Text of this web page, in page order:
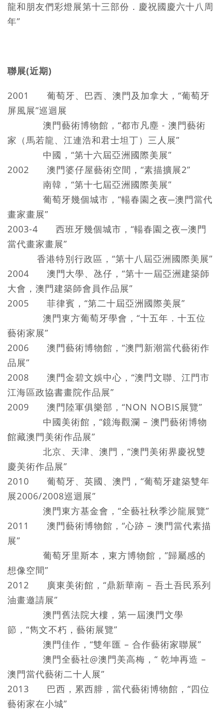
龍和朋友們彩燈展第十三部份．慶祝國慶六十八周
年”
聯展(近期)
2001 葡萄牙、巴西、澳門及加拿大，“葡萄牙
屏風展”巡迴展
澳門藝術博物館，“都市凡塵 - 澳門藝術
家（馬若龍、江連浩和君士坦丁）三人展”
中國，“第十六屆亞洲國際美展”
2002 澳門婆仔屋藝術空間，“素描擴展2”
南韓，“第十七屆亞洲國際美展”
葡萄牙幾個城市，“輰春園之夜─澳門當代
畫家畫展”
2003-4 西班牙幾個城市，“輰春園之夜─澳門
當代畫家畫展”
香港特別行政區，“第十八屆亞洲國際美展”
2004 澳門大學、氹仔，“第十一屆亞洲建築師
大會，澳門建築師會員作品展”
2005 菲律賓，“第二十屆亞洲國際美展”
澳門東方葡萄牙學會，“十五年．十五位
藝術家展”
2006 澳門藝術博物館，“澳門新潮當代藝術作
品展”
2008 澳門金碧文娛中心，“澳門文聯、江門市
江海區政協書畫院作品展”
2009 澳門陸軍俱樂部，“NON NOBIS展覽”
中國美術館，“鏡海觀瀾 – 澳門藝術博物
館藏澳門美術作品展”
北京、天津、澳門，“澳門美術界慶祝雙
慶美術作品展”
2010 葡萄牙、英國、澳門，“葡萄牙建築雙年
展2006/2008巡迴展”
澳門東方基金會，“全藝社秋季沙龍展覽”
2011 澳門藝術博物館，“心跡 – 澳門當代素描
展”
葡萄牙里斯本，東方博物館，”歸屬感的
想像空間”
2012 廣東美術館，“鼎新華南 – 吾土吾民系列
油畫邀請展”
澳門舊法院大樓，第一屆澳門文學
節，“雋文不朽，藝術展覽”
澳門佳作，“雙年匯 – 合作藝術家聯展”
澳門全藝社@澳門美高梅，“ 乾坤再造 –
澳門當代藝術二十人展”
2013 巴西，累西腓，當代藝術博物館，“四位
藝術家在小城”